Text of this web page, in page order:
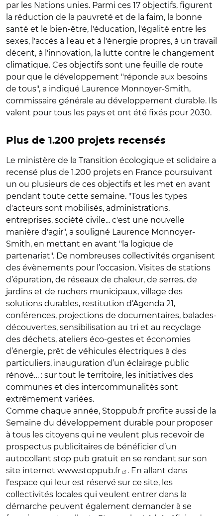
par les Nations unies. Parmi ces 17 objectifs, figurent
la réduction de la pauvreté et de la faim, la bonne
santé et le bien-être, l'éducation, l'égalité entre les
sexes, l'accès à l'eau et à l'énergie propres, à un travail
décent, à l'innovation, la lutte contre le changement
climatique. Ces objectifs sont une feuille de route
pour que le développement "réponde aux besoins
de tous", a indiqué Laurence Monnoyer-Smith,
commissaire générale au développement durable. Ils
valent pour tous les pays et ont été fixés pour 2030.
Plus de 1.200 projets recensés
Le ministère de la Transition écologique et solidaire a
recensé plus de 1.200 projets en France poursuivant
un ou plusieurs de ces objectifs et les met en avant
pendant toute cette semaine. "Tous les types
d'acteurs sont mobilisés, administrations,
entreprises, société civile... c'est une nouvelle
manière d'agir", a souligné Laurence Monnoyer-
Smith, en mettant en avant "la logique de
partenariat". De nombreuses collectivités organisent
des évènements pour l’occasion. Visites de stations
d’épuration, de réseaux de chaleur, de serres, de
jardins et de ruchers municipaux, village des
solutions durables, restitution d’Agenda 21,
conférences, projections de documentaires, balades-
découvertes, sensibilisation au tri et au recyclage
des déchets, ateliers éco-gestes et économies
d’énergie, prêt de véhicules électriques à des
particuliers, inauguration d’un éclairage public
rénové… : sur tout le territoire, les initiatives des
communes et des intercommunalités sont
extrêmement variées.
Comme chaque année, Stoppub.fr profite aussi de la
Semaine du développement durable pour proposer
à tous les citoyens qui ne veulent plus recevoir de
prospectus publicitaires de bénéficier d’un
autocollant stop pub gratuit en se rendant sur son
site internet www.stoppub.fr
. En allant dans
l’espace qui leur est réservé sur ce site, les
collectivités locales qui veulent entrer dans la
démarche peuvent également demander à se